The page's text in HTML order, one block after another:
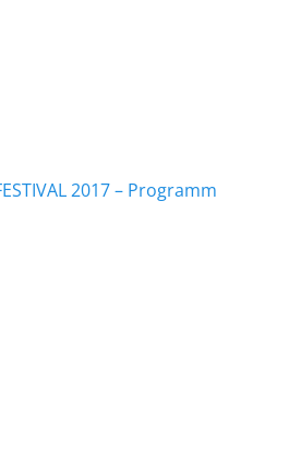
2017 – Programm